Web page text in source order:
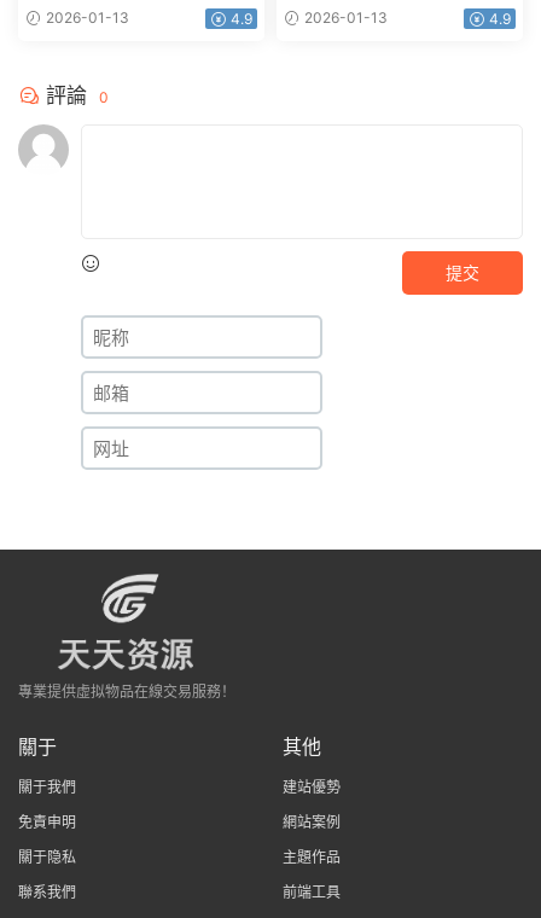
2160p.HD國語中字
2026-01-13 4.9
1080p.BD國語中字
2026-01-13 4.9
評論 0
提交
專業提供虛拟物品在線交易服務！
關于
關于我們
免責申明
關于隐私
聯系我們
其他
建站優勢
網站案例
主題作品
前端工具